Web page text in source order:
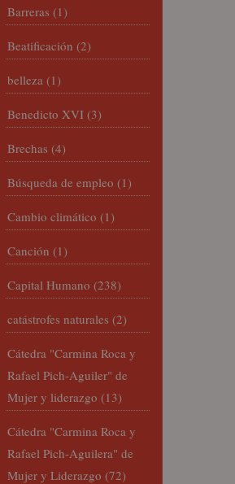
Barreras (1)
Beatificación (2)
belleza (1)
Benedicto XVI (3)
Brechas (4)
Búsqueda de empleo (1)
Cambio climático (1)
Canción (1)
Capital Humano (238)
catástrofes naturales (2)
Cátedra "Carmina Roca y
Rafael Pich-Aguiler" de
Mujer y liderazgo (13)
Cátedra "Carmina Roca y
Rafael Pich-Aguilera" de
Mujer y Liderazgo (72)